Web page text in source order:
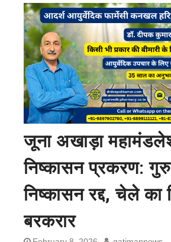
जूना अखाड़ा
निष्कासन प्रकरण:
निष्कासन रद्द, चेले का
बरकरार